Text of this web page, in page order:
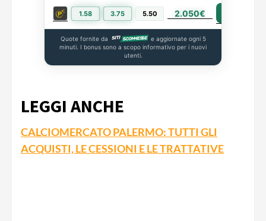
1.58 3.75 5.50 2.050€
Quote fornite da
e aggiornate ogni 5
minuti. I bonus sono a scopo informativo per i nuovi
utenti.
LEGGI ANCHE
CALCIOMERCATO PALERMO: TUTTI GLI
ACQUISTI, LE CESSIONI E LE TRATTATIVE